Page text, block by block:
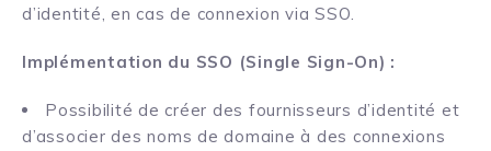
d’identité, en cas de connexion via SSO.
Implémentation du SSO (Single Sign-On) :
Possibilité de créer des fournisseurs d’identité et
d’associer des noms de domaine à des connexions